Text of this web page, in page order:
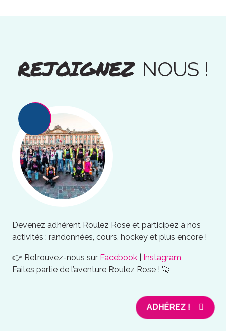
REJOIGNEZ NOUS !
Devenez adhérent Roulez Rose et participez à nos
activités : randonnées, cours, hockey et plus encore !
👉 Retrouvez-nous sur Facebook
Instagram
Faites partie de l’aventure Roulez Rose ! 🚀
ADHÉREZ !